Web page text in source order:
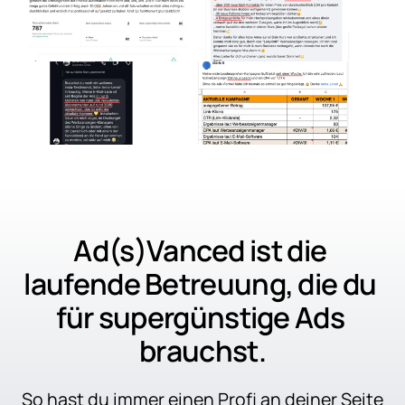
Ad(s)Vanced ist die
laufende Betreuung, die du
für supergünstige Ads
brauchst.
So hast du immer einen Profi an deiner Seite